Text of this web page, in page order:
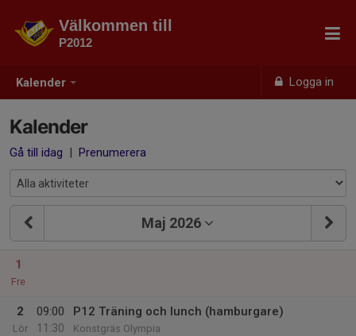
Kalender Logga in
Välkommen till
P2012
Kalender
Gå till idag | Prenumerera
Maj 2026
1
Fre
2
Lör
09:00
11:30
P12 Träning och lunch (hamburgare)
Konstgräs Olympia